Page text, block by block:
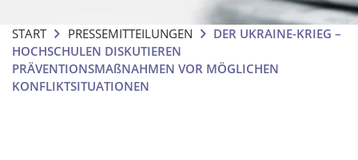
START PRESSEMITTEILUNGEN
DER UKRAINE-KRIEG –
HOCHSCHULEN DISKUTIEREN
PRÄVENTIONSMAßNAHMEN VOR MÖGLICHEN
KONFLIKTSITUATIONEN